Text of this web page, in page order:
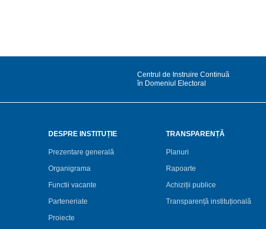
Centrul de Instruire Continuă
în Domeniul Electoral
DESPRE INSTITUȚIE
Prezentare generală
Organigrama
Functii vacante
Parteneriate
Proiecte
TRANSPARENȚĂ
Planuri
Rapoarte
Achiziții publice
Transparență instituțională